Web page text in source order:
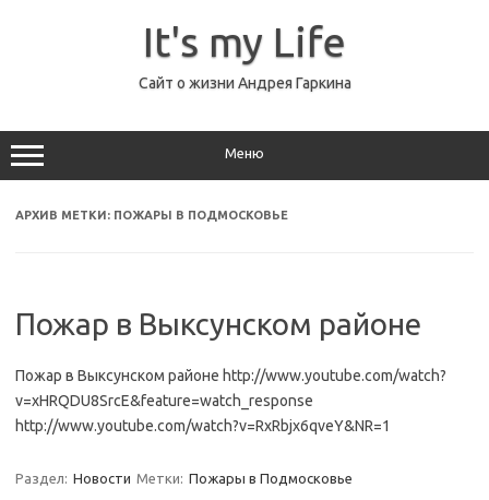
It's my Life
Сайт о жизни Андрея Гаркина
Меню
АРХИВ МЕТКИ: ПОЖАРЫ В ПОДМОСКОВЬЕ
Пожар в Выксунском районе
Пожар в Выксунском районе http://www.youtube.com/watch?
v=xHRQDU8SrcE&feature=watch_response
http://www.youtube.com/watch?v=RxRbjx6qveY&NR=1
Раздел: Новости Метки: Пожары в Подмосковье